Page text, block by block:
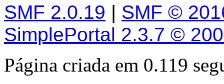
SMF 2.0.19 | SMF ©
SimplePortal 2.3.7 ©
Página criada em 0.119